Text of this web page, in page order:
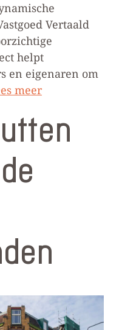
Vertaald
helpt
en eigenaren om
meer